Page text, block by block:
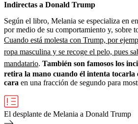
Indirectas a Donald Trump
Según el libro, Melania se especializa en
por medio de su comportamiento y, sobre
Cuando está molesta con Trump, por
ropa masculina y se recoge el pelo, pues
mandatario. También son famosos los
retira la mano cuando él intenta tocarla
cara en una fracción de segundo para
El desplante de Melania a Donald Trump